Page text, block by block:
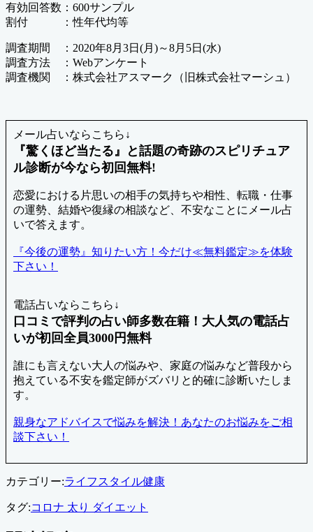
有効回答数：600サンプル
割付 ：性年代均等
調査期間 ：2020年8月3日(月)～8月5日(水)
調査方法 ：Webアンケート
調査機関 ：株式会社アスマーク（旧株式会社マーシュ）
メール占いならこちら↓
『驚くほど当たる』と話題の奇跡のスピリチュア
ル診断が今なら初回無料!
恋愛における片思いの相手の気持ちや相性、転職・仕事
の運勢、結婚や復縁の相談など、不安なことにメール占
いで答えます。
『今後の運勢』知りたい方！今だけ≪無料鑑定≫を体験
下さい！
電話占いならこちら↓
口コミで評判の占い師多数在籍！大人気の電話占
いが初回全員3000円無料
誰にも言えない大人の悩みや、家庭の悩みなど普段から
抱えている不安を鑑定師がズバリと的確に診断いたしま
す。
親身なアドバイスで悩みを解決！あなたのお悩みをご相
談下さい！
カテゴリー:ライフスタイル健康
タグ:コロナ 太り ダイエット